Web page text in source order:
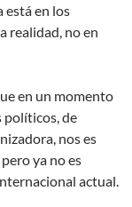
está en los
realidad, no en
en un momento
políticos, de
nos es
ya no es
actual.